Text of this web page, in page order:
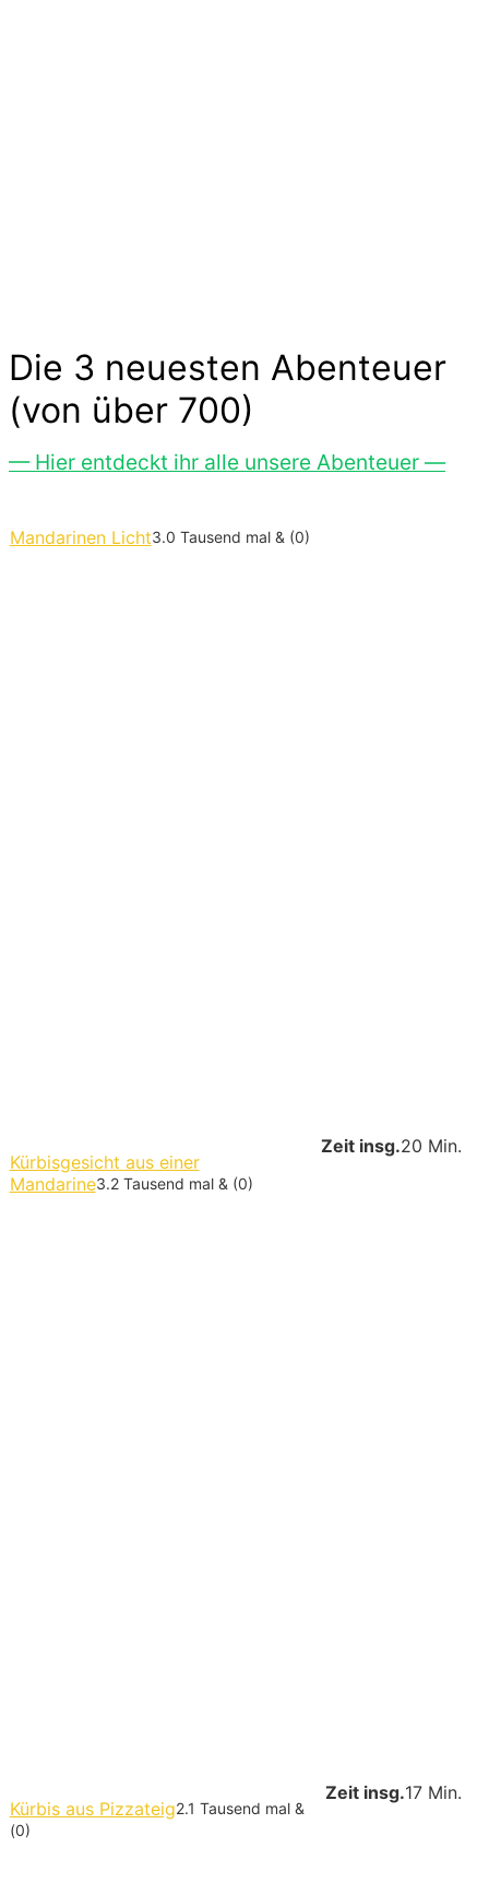
Die 3 neuesten Abenteuer
(von über 700)
— Hier entdeckt ihr alle unsere Abenteuer —
Mandarinen Licht3.0 Tausend mal & (0)
Zeit insg.20 Min.
Kürbisgesicht aus einer
Mandarine3.2 Tausend mal & (0)
Zeit insg.17 Min.
Kürbis aus Pizzateig2.1 Tausend mal &
(0)